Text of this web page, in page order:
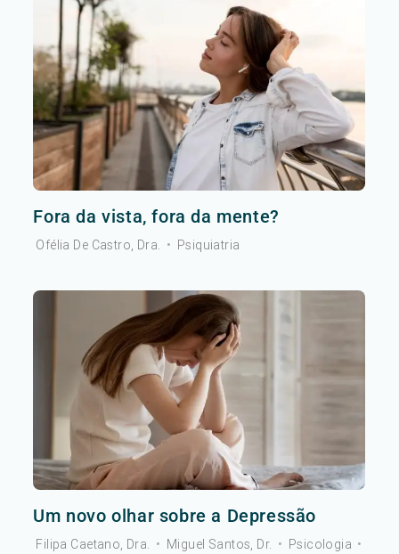
Fora da vista, fora da mente?
Ofélia De Castro, Dra. • Psiquiatria
Um novo olhar sobre a Depressão
Filipa Caetano, Dra. • Miguel Santos, Dr. • Psicologia •